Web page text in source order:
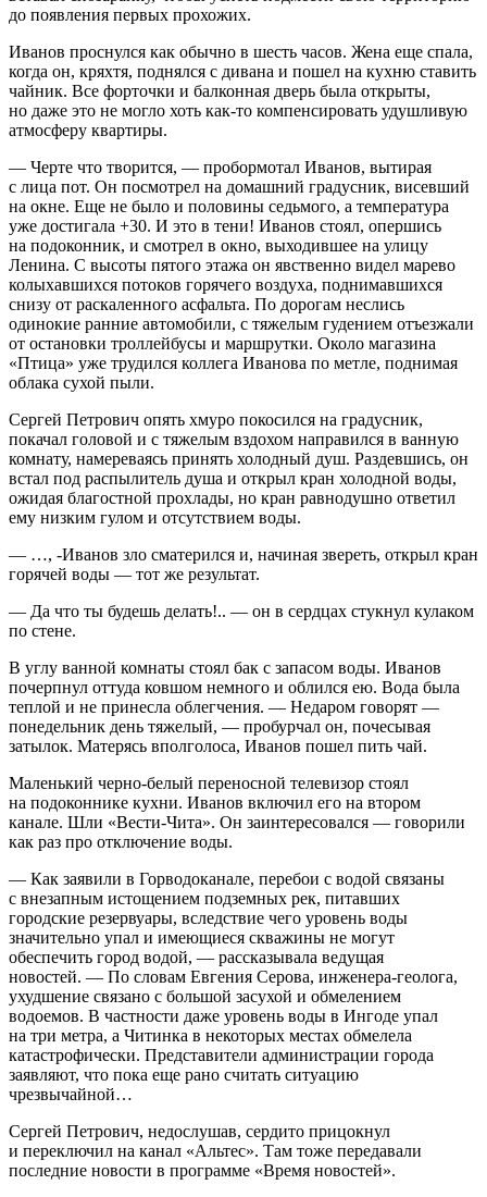
до появления первых прохожих.
Иванов проснулся как обычно в шесть часов. Жена еще спала,
когда он, кряхтя, поднялся с дивана и пошел на кухню ставить
чайник. Все форточки и балконная дверь была открыты,
но даже это не могло хоть как-то компенсировать удушливую
атмосферу квартиры.
— Черте что творится, — пробормотал Иванов, вытирая
с лица пот. Он посмотрел на домашний градусник, висевший
на окне. Еще не было и половины седьмого, а температура
уже достигала +30. И это в тени! Иванов стоял, опершись
на подоконник, и смотрел в окно, выходившее на улицу
Ленина. С высоты пятого этажа он явственно видел марево
колыхавшихся потоков горячего воздуха, поднимавшихся
снизу от раскаленного асфальта. По дорогам неслись
одинокие ранние автомобили, с тяжелым гудением отъезжали
от остановки троллейбусы и маршрутки. Около магазина
«Птица» уже трудился коллега Иванова по метле, поднимая
облака сухой пыли.
Сергей Петрович опять хмуро покосился на градусник,
покачал головой и с тяжелым вздохом направился в ванную
комнату, намереваясь принять холодный душ. Раздевшись, он
встал под распылитель душа и открыл кран холодной воды,
ожидая благостной прохлады, но кран равнодушно ответил
ему низким гулом и отсутствием воды.
— …, -Иванов зло сматерился и, начиная звереть, открыл кран
горячей воды — тот же результат.
— Да что ты будешь делать!.. — он в сердцах стукнул кулаком
по стене.
В углу ванной комнаты стоял бак с запасом воды. Иванов
почерпнул оттуда ковшом немного и облился ею. Вода была
теплой и не принесла облегчения. — Недаром говорят —
понедельник день тяжелый, — пробурчал он, почесывая
затылок. Матерясь вполголоса, Иванов пошел пить чай.
Маленький черно-белый переносной телевизор стоял
на подоконнике кухни. Иванов включил его на втором
канале. Шли «Вести-Чита». Он заинтересовался — говорили
как раз про отключение воды.
— Как заявили в Горводоканале, перебои с водой связаны
с внезапным истощением подземных рек, питавших
городские резервуары, вследствие чего уровень воды
значительно упал и имеющиеся скважины не могут
обеспечить город водой, — рассказывала ведущая
новостей. — По словам Евгения Серова, инженера-геолога,
ухудшение связано с большой засухой и обмелением
водоемов. В частности даже уровень воды в Ингоде упал
на три метра, а Читинка в некоторых местах обмелела
катастрофически. Представители администрации города
заявляют, что пока еще рано считать ситуацию
чрезвычайной…
Сергей Петрович, недослушав, сердито прицокнул
и переключил на канал «Альтес». Там тоже передавали
последние новости в программе «Время новостей».